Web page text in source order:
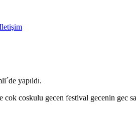
yapıldı.
cok coskulu gecen festival gecenin gec